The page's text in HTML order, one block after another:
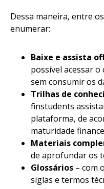
Dessa maneira, entre
enumerar:
Baixe e assista
possível acessar
sem consumir os
Trilhas de
finstudents
plataforma, de
maturidade
Materiais
de aprofundar os
Glossários – com
siglas e termos